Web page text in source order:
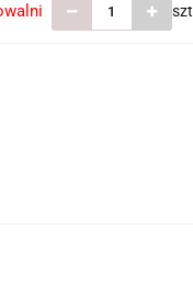
szt